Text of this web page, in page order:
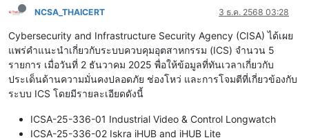
NCSA_THAICERT 3 ธ.ค. 2568 03:28
Cybersecurity and Infrastructure Security Agency (CISA) ได้เผย
แพร่คำแนะนำเกี่ยวกับระบบควบคุมอุตสาหกรรม (ICS) จำนวน 5
รายการ เมื่อวันที่ 2 ธันวาคม 2025 พื่อให้ข้อมูลที่ทันเวลาเกี่ยวกับ
ประเด็นด้านความมั่นคงปลอดภัย ช่องโหว่ และการโจมตีที่เกี่ยวข้องกับ
ระบบ ICS โดยมีรายละเอียดดังนี้
ICSA-25-336-01 Industrial Video & Control Longwatch
ICSA-25-336-02 Iskra iHUB and iHUB Lite